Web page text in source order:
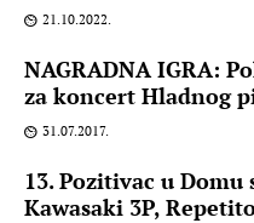
21.10.2022.
NAGRADNA IGRA:
za koncert Hladnog
31.07.2017.
13. Pozitivac u
Kawasaki 3P,